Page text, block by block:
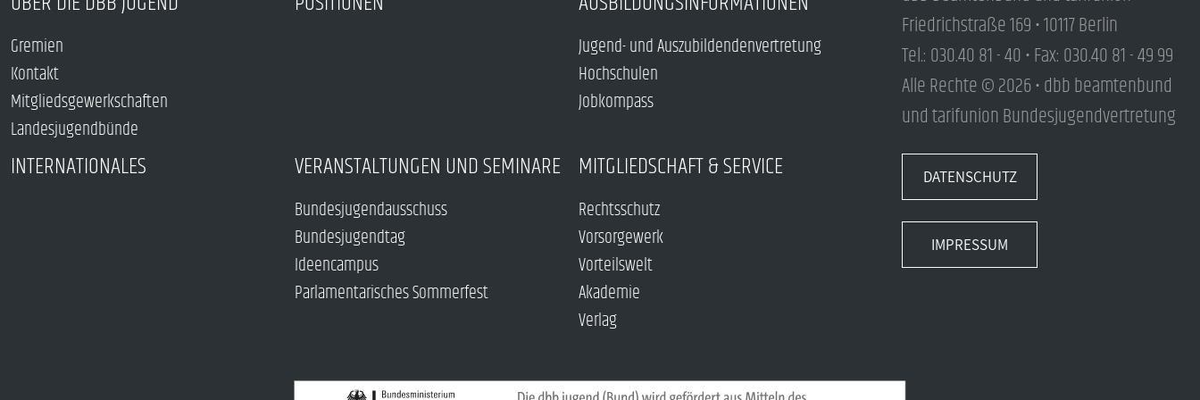
Gremien
Kontakt
Mitgliedsgewerkschaften
Landesjugendbünde
Jugend- und Auszubildendenvertretung
Hochschulen
Jobkompass
INTERNATIONALES VERANSTALTUNGEN UND SEMINARE
Bundesjugendausschuss
Bundesjugendtag
Ideencampus
Parlamentarisches Sommerfest
MITGLIEDSCHAFT & SERVICE
Rechtsschutz
Vorsorgewerk
Vorteilswelt
Akademie
Verlag
Friedrichstraße 169 • 10117 Berlin
Tel.: 030.40 81 - 40 • Fax: 030.40 81 - 49 99
Alle Rechte © 2026 • dbb beamtenbund
und tarifunion Bundesjugendvertretung
DATENSCHUTZ
IMPRESSUM